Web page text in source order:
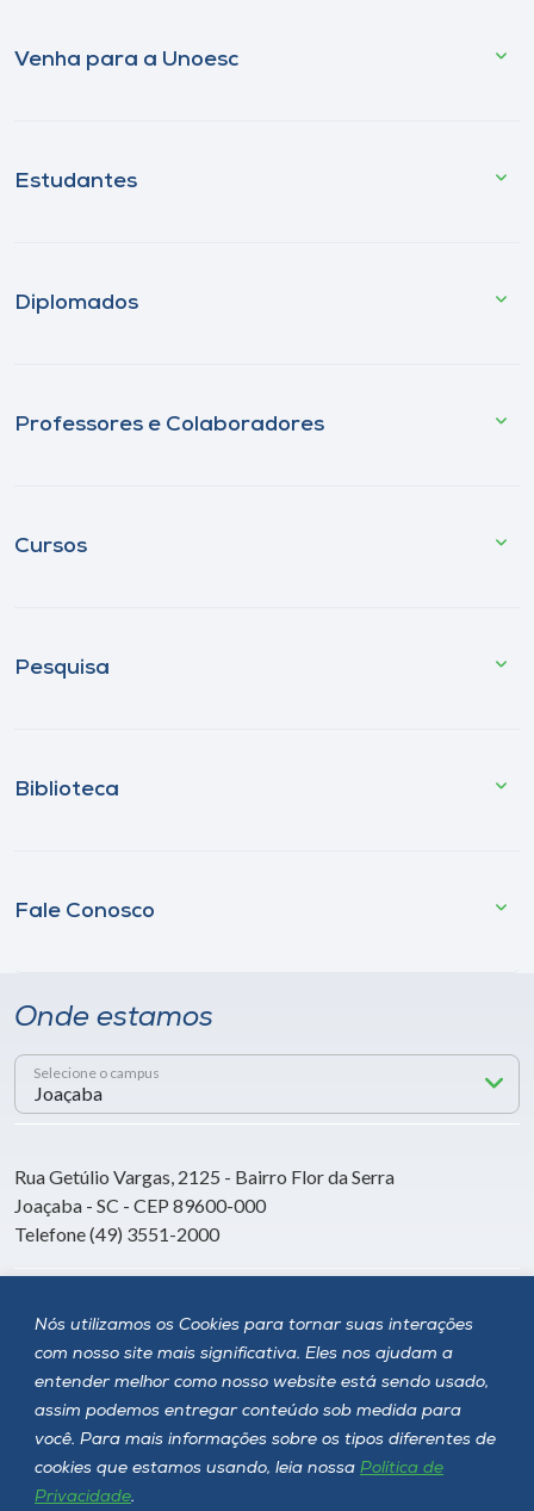
Nós utilizamos os Cookies para tornar suas interações
com nosso site mais significativa. Eles nos ajudam a
entender melhor como nosso website está sendo usado,
assim podemos entregar conteúdo sob medida para
você. Para mais informações sobre os tipos diferentes de
cookies que estamos usando, leia nossa Política de
Privacidade.
Venha para a Unoesc
Estudantes
Diplomados
Professores e Colaboradores
Cursos
Pesquisa
Biblioteca
Fale Conosco
Onde estamos
Selecione o campus
Rua Getúlio Vargas, 2125 - Bairro Flor da Serra
Joaçaba - SC - CEP 89600-000
Telefone (49) 3551-2000
Siga a Unoesc